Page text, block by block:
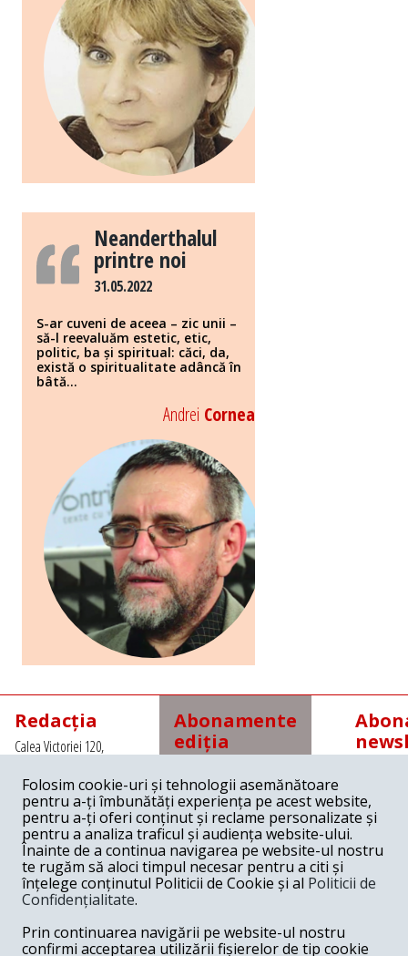
Neanderthalul
printre noi
31.05.2022
S-ar cuveni de aceea – zic unii –
să-l reevaluăm estetic, etic,
politic, ba și spiritual: căci, da,
există o spiritualitate adâncă în
bâtă...
Andrei Cornea
Redacția
Calea Victoriei 120,
Romania
Tel: +4021 3112208
Fax: +4021 3141776
Email:
redactia@revista22.ro
Revista 22 este
editata de
Abonamente
ediția
tipărită
Abonamente interne
cu
expediere prin poștă
45 lei pe 3 luni
80 lei pe 6 luni
150 lei pe 1 an
ridicare de la redacție
Folosim cookie-uri și tehnologii asemănătoare
pentru a-ți îmbunătăți experiența pe acest website,
pentru a-ți oferi conținut și reclame personalizate și
pentru a analiza traficul și audiența website-ului.
Înainte de a continua navigarea pe website-ul nostru
te rugăm să aloci timpul necesar pentru a citi și
înțelege conținutul Politicii de Cookie și al Politicii de
Confidențialitate.
Prin continuarea navigării pe website-ul nostru
confirmi acceptarea utilizării fișierelor de tip cookie